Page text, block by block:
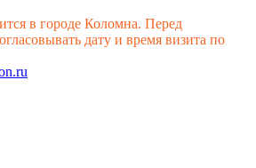
в городе Коломна. Перед
дату и время визита по